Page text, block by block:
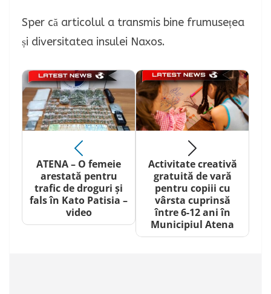
Sper că articolul a transmis bine frumusețea
și diversitatea insulei Naxos.
ATENA – O femeie
arestată pentru
trafic de droguri și
fals în Kato Patisia –
video
Activitate creativă
gratuită de vară
pentru copiii cu
vârsta cuprinsă
între 6-12 ani în
Municipiul Atena